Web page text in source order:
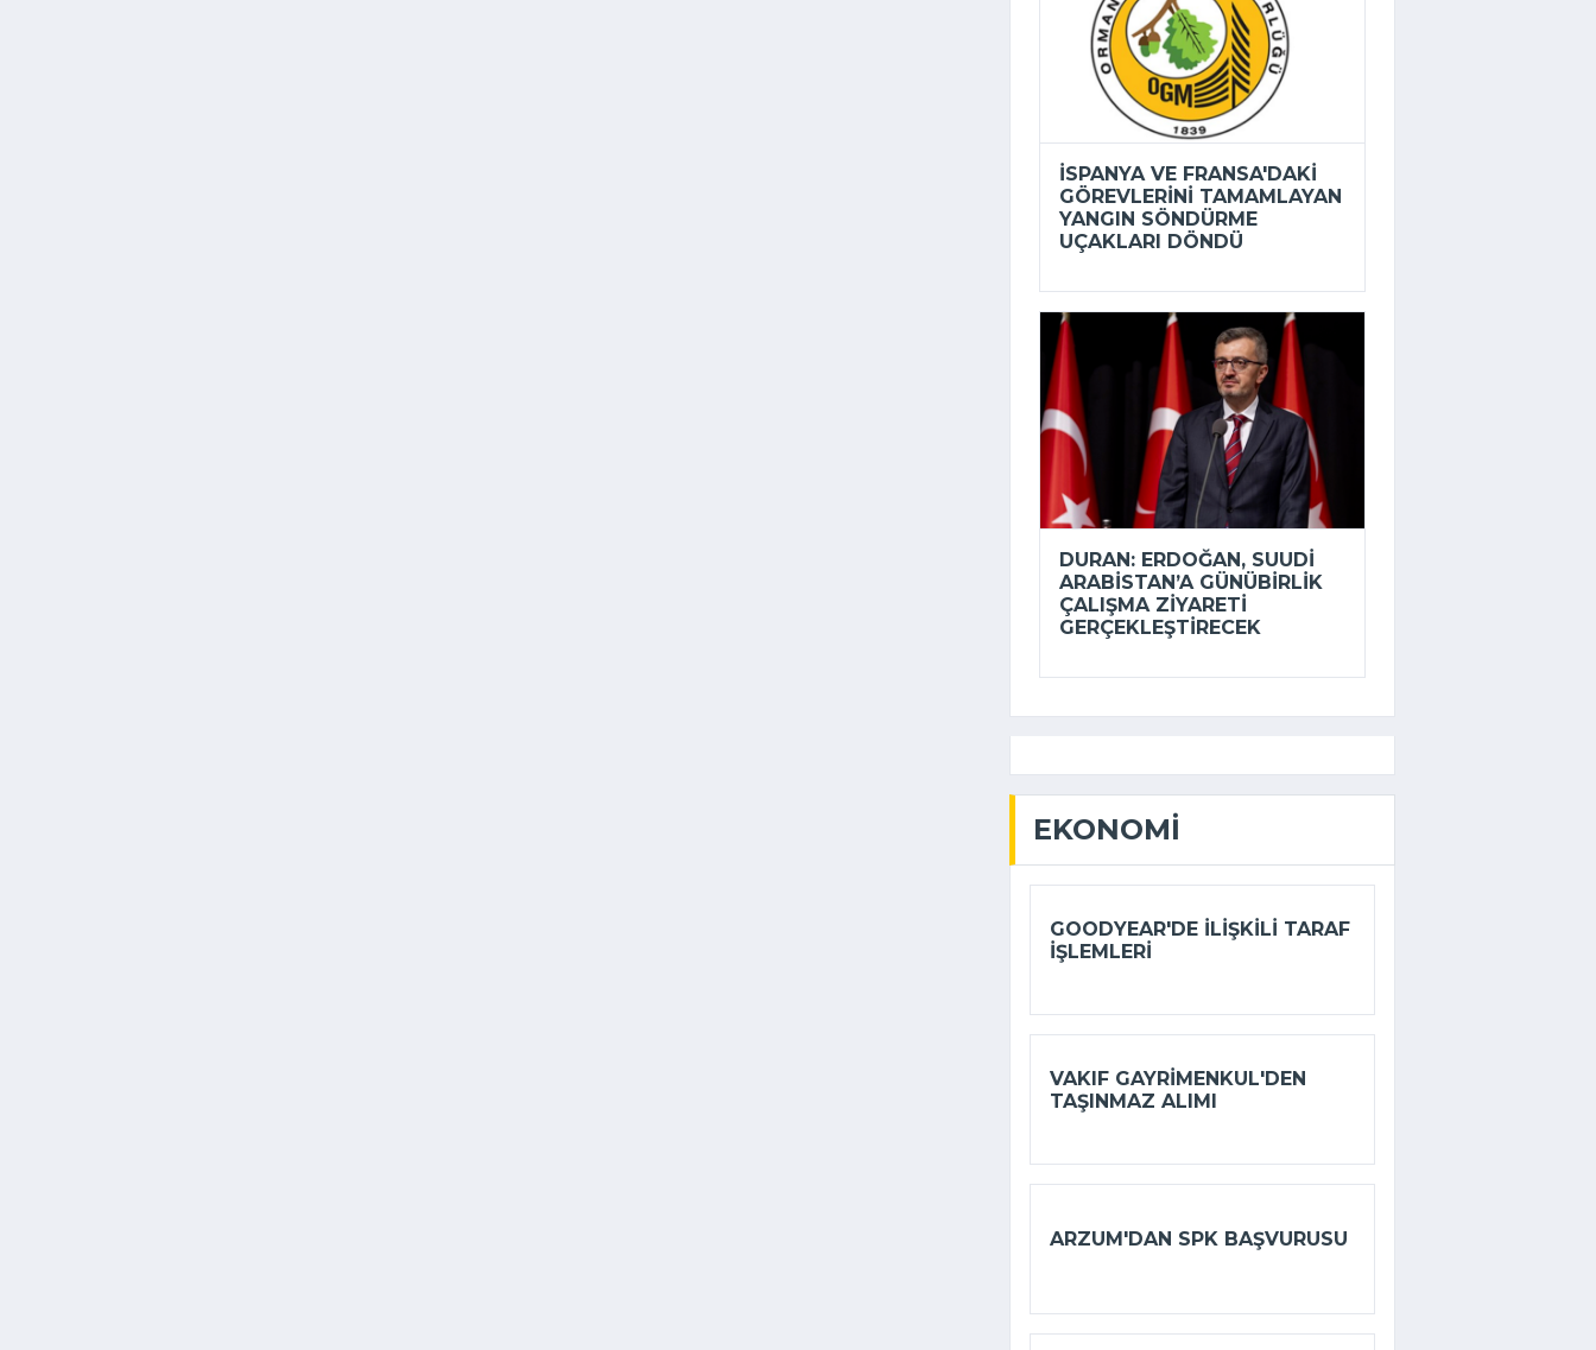
İSPANYA VE FRANSA'DAKI
GÖREVLERINI TAMAMLAYAN
YANGIN SÖNDÜRME
UÇAKLARI DÖNDÜ
DURAN: ERDOĞAN, SUUDI
ARABISTAN’A GÜNÜBIRLIK
ÇALIŞMA ZIYARETI
GERÇEKLEŞTIRECEK
EKONOMI
GOODYEAR'DE ILIŞKILI TARAF
IŞLEMLERI
VAKIF GAYRIMENKUL'DEN
TAŞINMAZ ALIMI
ARZUM'DAN SPK BAŞVURUSU